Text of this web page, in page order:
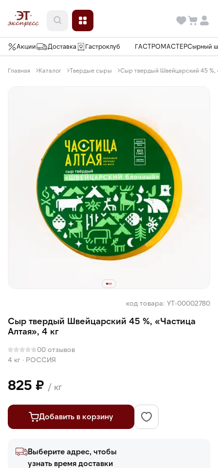
Акции Доставка Гастроклуб ГАСТРОМАСТЕРСырный
Главная Каталог Твердые сыры Сыр твердый Швейцарский 45 %,
код товара: УТ-00002780
Сыр твердый Швейцарский 45 %, «Частица
Алтая», 4 кг
00 отзывов
4 кг · РОССИЯ
825 ₽ / кг
Добавить в корзину
Выберите адрес, чтобы
узнать время доставки